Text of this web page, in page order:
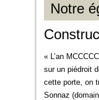
Notre
« L’an
sur un piédroit
cette porte, on
Sonnaz